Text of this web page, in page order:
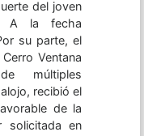
del joven
A la fecha
su parte, el
Ventana
múltiples
recibió el
de la
solicitada en